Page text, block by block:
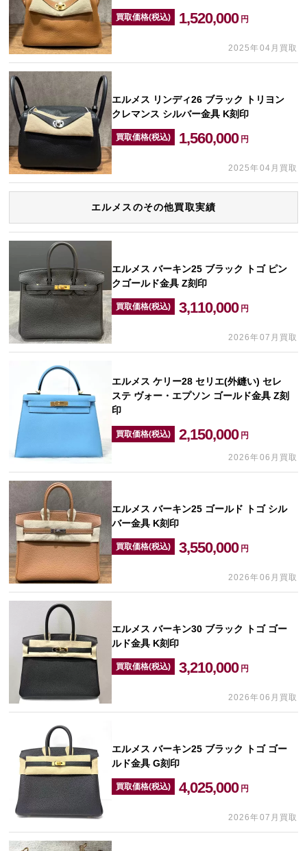
買取価格(税込) 1,520,000 円
2025年04月買取
エルメス リンディ26 ブラック トリヨン
クレマンス シルバー金具 K刻印
買取価格(税込) 1,560,000 円
2025年04月買取
エルメスのその他買取実績
エルメス バーキン25 ブラック トゴ ピン
クゴールド金具 Z刻印
買取価格(税込) 3,110,000 円
2026年07月買取
エルメス ケリー28 セリエ(外縫い) セレ
ステ ヴォー・エプソン ゴールド金具 Z刻
印
買取価格(税込) 2,150,000 円
2026年06月買取
エルメス バーキン25 ゴールド トゴ シル
バー金具 K刻印
買取価格(税込) 3,550,000 円
2026年06月買取
エルメス バーキン30 ブラック トゴ ゴー
ルド金具 K刻印
買取価格(税込) 3,210,000 円
2026年06月買取
エルメス バーキン25 ブラック トゴ ゴー
ルド金具 G刻印
買取価格(税込) 4,025,000 円
2026年07月買取